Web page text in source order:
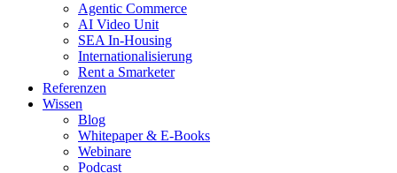
Agentic Commerce
AI Video Unit
SEA In-Housing
Internationalisierung
Rent a Smarketer
Referenzen
Wissen
Blog
Whitepaper & E-Books
Webinare
Podcast